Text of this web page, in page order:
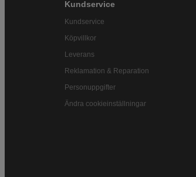
Kundservice
Kundservice
Köpvillkor
Leverans
Reklamation & Reparation
Personuppgifter
Ändra cookieinställningar